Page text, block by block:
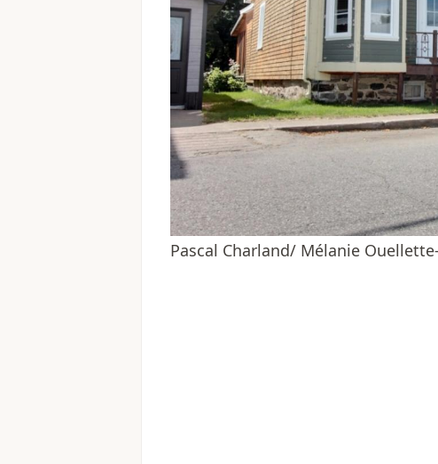
Pascal Charland/ Mélanie